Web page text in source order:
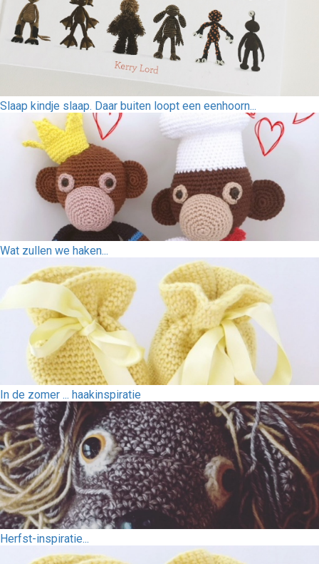
Slaap kindje slaap. Daar buiten loopt een eenhoorn...
Wat zullen we haken...
In de zomer ... haakinspiratie
Herfst-inspiratie...